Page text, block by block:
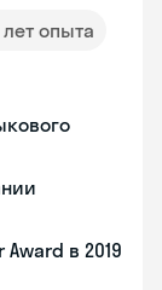
лет опыта
в 2019